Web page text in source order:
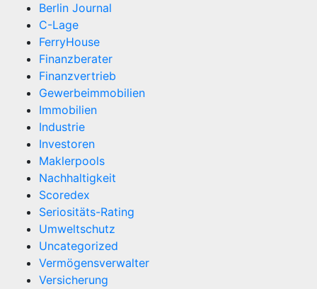
Berlin Journal
C-Lage
FerryHouse
Finanzberater
Finanzvertrieb
Gewerbeimmobilien
Immobilien
Industrie
Investoren
Maklerpools
Nachhaltigkeit
Scoredex
Seriositäts-Rating
Umweltschutz
Uncategorized
Vermögensverwalter
Versicherung